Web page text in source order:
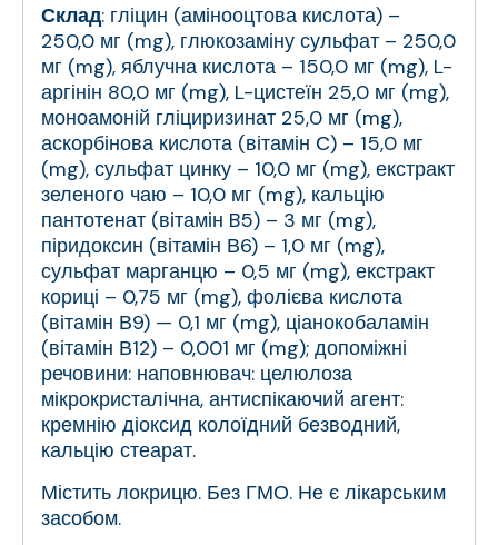
Склад: гліцин (амінооцтова кислота) –
250,0 мг (mg), глюкозаміну сульфат – 250,0
мг (mg), яблучна кислота – 150,0 мг (mg), L-
аргінін 80,0 мг (mg), L-цистеїн 25,0 мг (mg),
моноамоній гліциризинат 25,0 мг (mg),
аскорбінова кислота (вітамін С) – 15,0 мг
(mg), сульфат цинку – 10,0 мг (mg), екстракт
зеленого чаю – 10,0 мг (mg), кальцію
пантотенат (вітамін B5) – 3 мг (mg),
піридоксин (вітамін В6) – 1,0 мг (mg),
сульфат марганцю – 0,5 мг (mg), екстракт
кориці – 0,75 мг (mg), фолієва кислота
(вітамін В9) — 0,1 мг (mg), ціанокобаламін
(вітамін В12) – 0,001 мг (mg); допоміжні
речовини: наповнювач: целюлоза
мікрокристалічна, антиспікаючий агент:
кремнію діоксид колоїдний безводний,
кальцію стеарат.
Містить локрицю. Без ГМО. Не є лікарським
засобом.